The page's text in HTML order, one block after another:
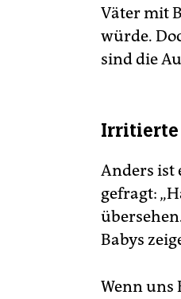
Väter mit
würde.
sind die
Irritierte
Anders ist
gefragt:
Babys
Wenn uns